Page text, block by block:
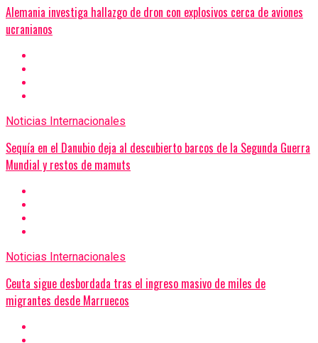
Alemania investiga hallazgo de dron con explosivos cerca de aviones
ucranianos
Noticias Internacionales
Sequía en el Danubio deja al descubierto barcos de la Segunda Guerra
Mundial y restos de mamuts
Noticias Internacionales
Ceuta sigue desbordada tras el ingreso masivo de miles de
migrantes desde Marruecos